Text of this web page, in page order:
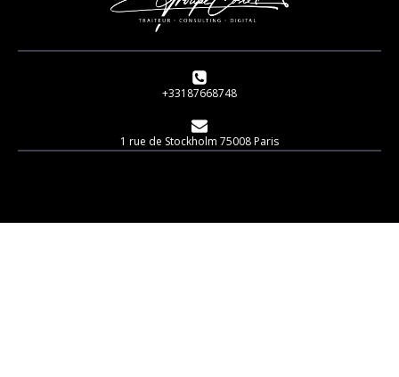
+33187668748
1 rue de Stockholm 75008 Paris